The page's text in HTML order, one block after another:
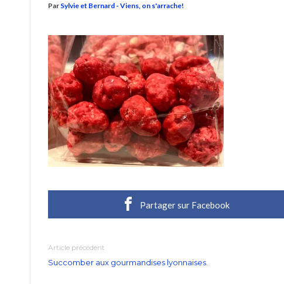
Par Sylvie et Bernard - Viens, on s'arrache!
Partager sur Facebook
Article précédent
Succomber aux gourmandises lyonnaises.